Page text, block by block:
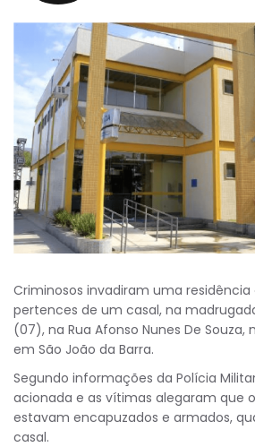
Criminosos invadiram uma
pertences de um casal, na
(07), na Rua Afonso Nunes De Souza,
em São João da Barra.
Segundo informações da Polícia
acionada e as vítimas alegaram que
estavam encapuzados e armados,
casal.